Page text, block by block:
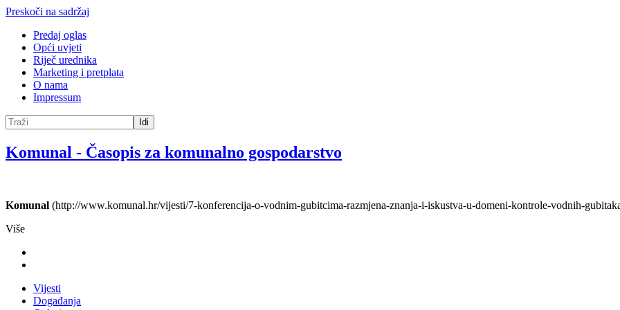
Preskoči na sadržaj
Predaj oglas
Opći uvjeti
Riječ urednika
Marketing i pretplata
O nama
Impressum
Idi
Komunal - Časopis za komunalno gospodarstvo
Komunal (http://www.komunal.hr/vijesti/7-konferencija-o-vodnim-gubitcima-razmjena-znanja-i-iskustva-u-domeni-kontrole-vodnih-
Više
Vijesti
Događanja